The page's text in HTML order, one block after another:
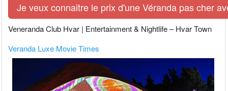
Je veux connaitre le prix d'une Véranda pas cher
Veneranda Club Hvar | Entertainment & Nightlife – Hvar Town
Veranda Luxe Movie Times